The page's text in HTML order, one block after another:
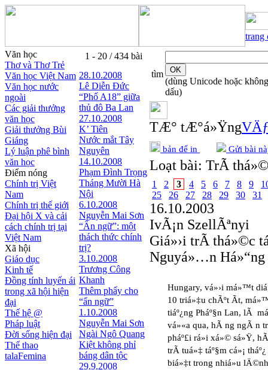
trang
Văn học
Thơ và Thơ Trẻ
Văn học Việt Nam
Văn học nước
ngoài
Các giải thưởng
văn học
Giải thưởng Bùi
Giáng
Lý luận phê bình
văn học
Điểm nóng
Chính trị Việt
Nam
Chính trị thế giới
Đại hội X và cải
cách chính trị tại
Việt Nam
Xã hội
Giáo dục
Kinh tế
Đồng tính luyến ái
trong xã hội hiện
đại
Thế hệ @
Pháp luật
Đời sống hiện đại
Thể thao
talaFemina
1 - 20 / 434 bài
28.10.2008
Lê Diễn Đức
“Phố A18” giữa
thủ đô Ba Lan
27.10.2008
K’ Tiên
Nước mắt Tây
Nguyên
14.10.2008
Phạm Đình Trọng
Tháng Mười Hà
Nội
6.10.2008
Nguyễn Mai Sơn
“Ẩn ngữ”: một
thách thức chính
trị?
3.10.2008
Trương Công
Khanh
Thêm phẩy cho
“ẩn ngữ”
1.10.2008
Nguyễn Mai Sơn
Ngài Ngô Quang
Kiệt không phỉ
báng dân tộc
29.9.2008
tìm
(dùng Unicode hoặc không
dấu)
TÆ° tÆ°á»Ÿng
bản để in Gửi bài
Loạt bài: TrÃ­
1 2 3 4 5 6 7 8 9
25
26 27 28 29 30 31
16.10.2003
IvÃ¡n SzellÃªnyi
Giá»›i trÃ­ thá»©c
Nguyá»…n Há»“ng
Hungary, vá»›i má»™t
10 triá»‡u chÃºt Ã­t,
tiáº¿ng Pháº§n Lan, lÃ
vá»«a qua, hÃ ng ngÃ n
pháº£i rá»i xá»© sá»Ÿ,
trÃ­ tuá»‡ táº§m cá»¡
biá»‡t trong nhiá»u